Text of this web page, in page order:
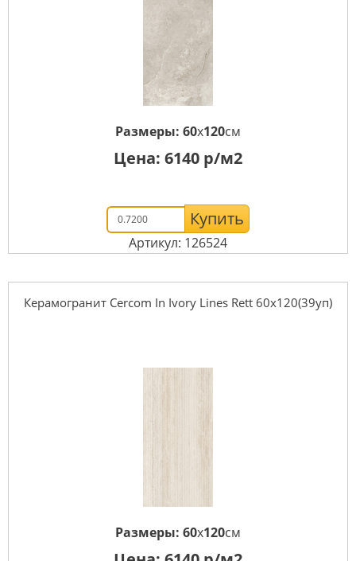
Размеры: 60x120см
Цена: 6140 р/м2
Купить
Артикул: 126524
Керамогранит Cercom In Ivory Lines Rett 60х120(39уп)
Размеры: 60x120см